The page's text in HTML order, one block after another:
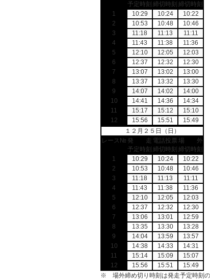
予定時刻 締切時刻 締切時刻
1
10:29 10:24
10:22
2
10:53 10:48
10:46
3
11:18 11:13
11:11
4
11:43 11:38
11:36
5
12:10 12:05
12:03
6
12:37 12:32
12:30
7
13:07 13:02
13:00
8
13:37 13:32
13:30
9
14:07 14:02
14:00
10
14:41 14:36
14:34
11
15:17 15:12
15:10
12
15:56 15:51
15:49
１２月２５日（日）
レース№ 発 走
予定時刻
電話投票
締切時刻
場 外
締切時刻
1
10:29 10:24
10:22
2
10:53 10:48
10:46
3
11:18 11:13
11:11
4
11:43 11:38
11:36
5
12:10 12:05
12:03
6
12:37 12:32
12:30
7
13:06 13:01
12:59
8
13:35 13:30
13:28
9
14:04 13:59
13:57
10
14:38 14:33
14:31
11
15:14 15:09
15:07
12
15:56 15:51
15:49
※ 場外締め切り時刻は発走予定時刻の